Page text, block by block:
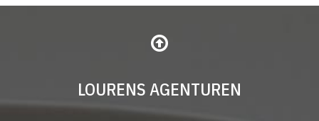
LOURENS AGENTUREN